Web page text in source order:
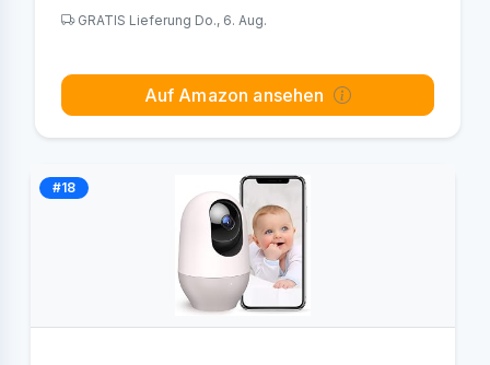
GRATIS Lieferung Do., 6. Aug.
Auf Amazon ansehen
#18